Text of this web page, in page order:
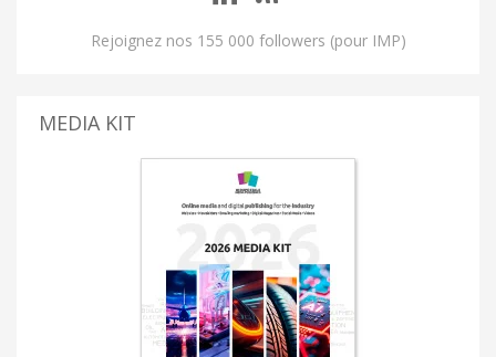
Rejoignez nos 155 000 followers (pour IMP)
MEDIA KIT